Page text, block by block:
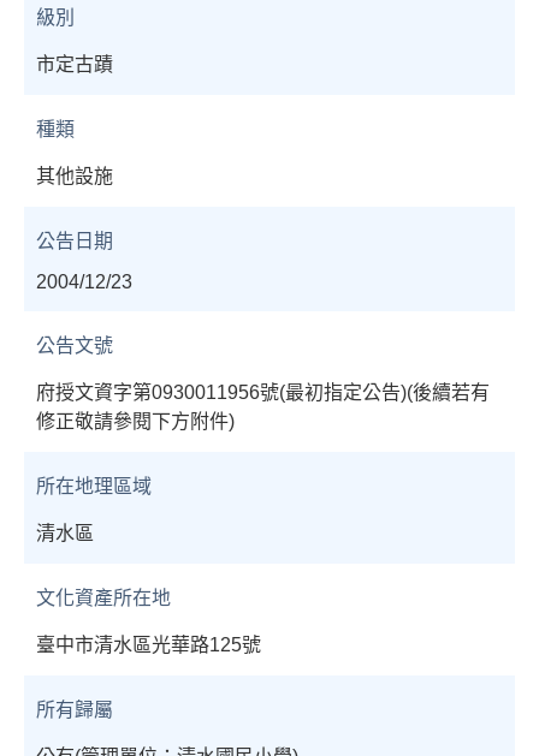
級別
市定古蹟
種類
其他設施
公告日期
2004/12/23
公告文號
府授文資字第0930011956號(最初指定公告)(後續若有
修正敬請參閱下方附件)
所在地理區域
清水區
文化資產所在地
臺中市清水區光華路125號
所有歸屬